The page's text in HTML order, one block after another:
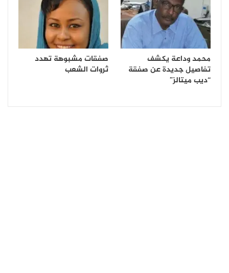
محمد وداعة يكشف
تفاصيل جديدة عن صفقة
“ديب ميتالز”
صفقات مشبوهة تهدد
ثروات الشعب